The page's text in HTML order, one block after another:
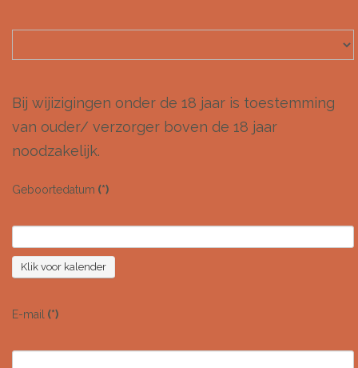
Bij wijizigingen onder de 18 jaar is toestemming
van ouder/ verzorger boven de 18 jaar
noodzakelijk.
Geboortedatum (*)
Klik voor kalender
E-mail (*)